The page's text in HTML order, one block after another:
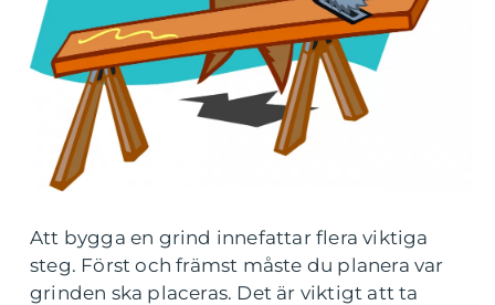
Att bygga en grind innefattar flera viktiga
steg. Först och främst måste du planera var
grinden ska placeras. Det är viktigt att ta